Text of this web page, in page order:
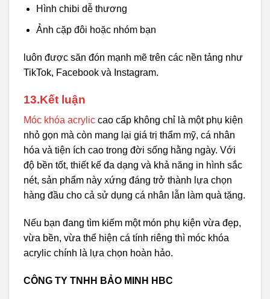
Hình chibi dễ thương
Ảnh cặp đôi hoặc nhóm bạn
luôn được săn đón mạnh mẽ trên các nền tảng như
TikTok, Facebook và Instagram.
13.Kết luận
Móc khóa acrylic cao cấp không chỉ là một phụ kiện
nhỏ gọn mà còn mang lại giá trị thẩm mỹ, cá nhân
hóa và tiện ích cao trong đời sống hằng ngày. Với
độ bền tốt, thiết kế đa dạng và khả năng in hình sắc
nét, sản phẩm này xứng đáng trở thành lựa chọn
hàng đầu cho cả sử dụng cá nhân lẫn làm quà tặng.
Nếu bạn đang tìm kiếm một món phụ kiện vừa đẹp,
vừa bền, vừa thể hiện cá tính riêng thì móc khóa
acrylic chính là lựa chọn hoàn hảo.
CÔNG TY TNHH BẢO MINH HBC